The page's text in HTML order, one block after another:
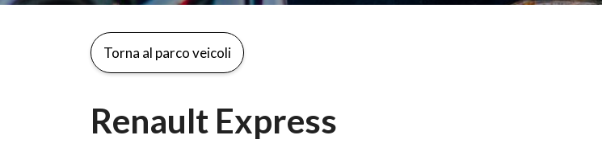
Torna al parco veicoli
Renault Express